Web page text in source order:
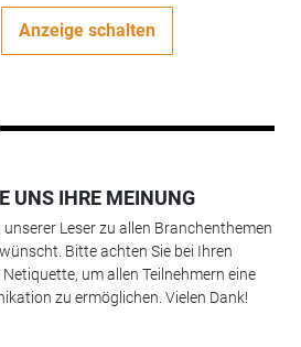
Anzeige schalten
UNS IHRE MEINUNG
Leser zu allen Branchenthemen
Bitte achten Sie bei Ihren
um allen Teilnehmern eine
zu ermöglichen. Vielen Dank!